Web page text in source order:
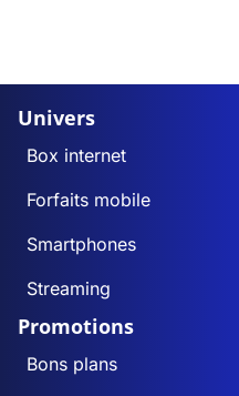
Univers
Box internet
Forfaits mobile
Smartphones
Streaming
Promotions
Bons plans